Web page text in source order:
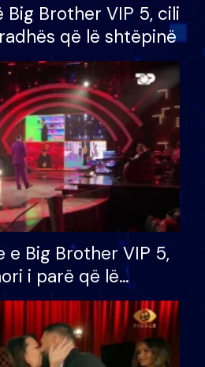
Brother VIP 5, cili
që lë shtëpinë
e Big Brother VIP 5,
i parë që lë
mundësinë për
e madh